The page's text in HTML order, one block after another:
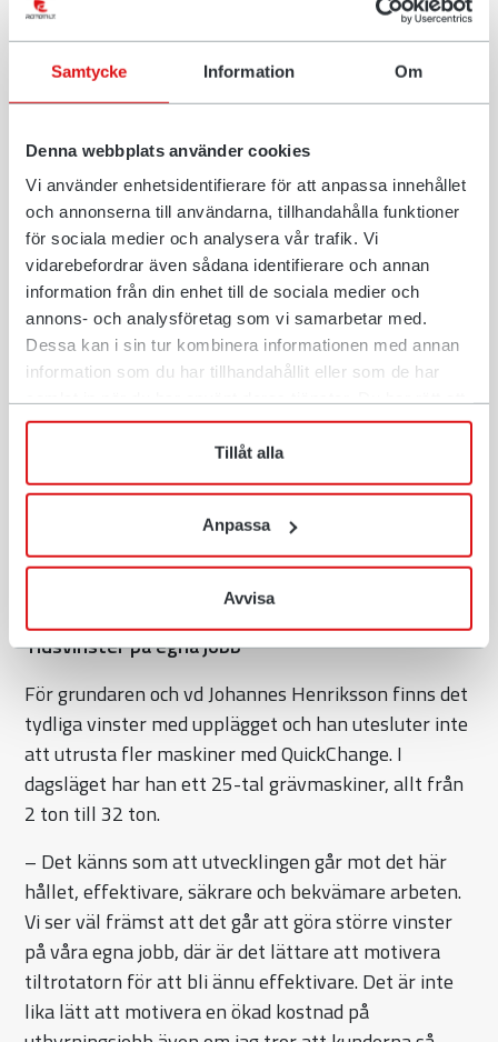
Samtycke Information Om
Denna webbplats använder cookies
Vi använder enhetsidentifierare för att anpassa innehållet
och annonserna till användarna, tillhandahålla funktioner
för sociala medier och analysera vår trafik. Vi
vidarebefordrar även sådana identifierare och annan
information från din enhet till de sociala medier och
annons- och analysföretag som vi samarbetar med.
Dessa kan i sin tur kombinera informationen med annan
information som du har tillhandahållit eller som de har
när som helst återkalla ditt lämnade samtycke.
Tillåt alla
Anpassa
Avvisa
”Helt annan precision”
Ett av favoritverktygen är markvibratorn från
Rototilt.
– En vanlig padda på 500 kilo är jobbig att lyfta in
och ut. Maskinpaddan slår så mycket bättre och jag
kan slå slänter tack vare tiltrotatorn. Det ger också
en helt annan precision, ofta räknar man med en
extra mån, här kan jag se exakt vilken höjd jag håller
tack vare att maskinpaddan är inmätt i
grävsystemet, menar Jonny som säger att på den tid
som en vanlig handhållen markvibrator arbetar så
halverar han arbetstiden.
– Vi slipper också att dra runt på utrustning hela
tiden, vi sparar mycket tid och utrymme tack vare
maskinpaddan.
– Tid är pengar och dessutom friheten att kunna
byta verktygen snabbt och smidigt med QuickChange
är värt mycket, säger Jonny.
Tidsvinster på egna jobb
För grundaren och vd Johannes Henriksson finns det
tydliga vinster med upplägget och han utesluter inte
att utrusta fler maskiner med QuickChange. I
dagsläget har han ett 25-tal grävmaskiner, allt från
2 ton till 32 ton.
– Det känns som att utvecklingen går mot det här
hållet, effektivare, säkrare och bekvämare arbeten.
Vi ser väl främst att det går att göra större vinster
på våra egna jobb, där är det lättare att motivera
tiltrotatorn för att bli ännu effektivare. Det är inte
lika lätt att motivera en ökad kostnad på